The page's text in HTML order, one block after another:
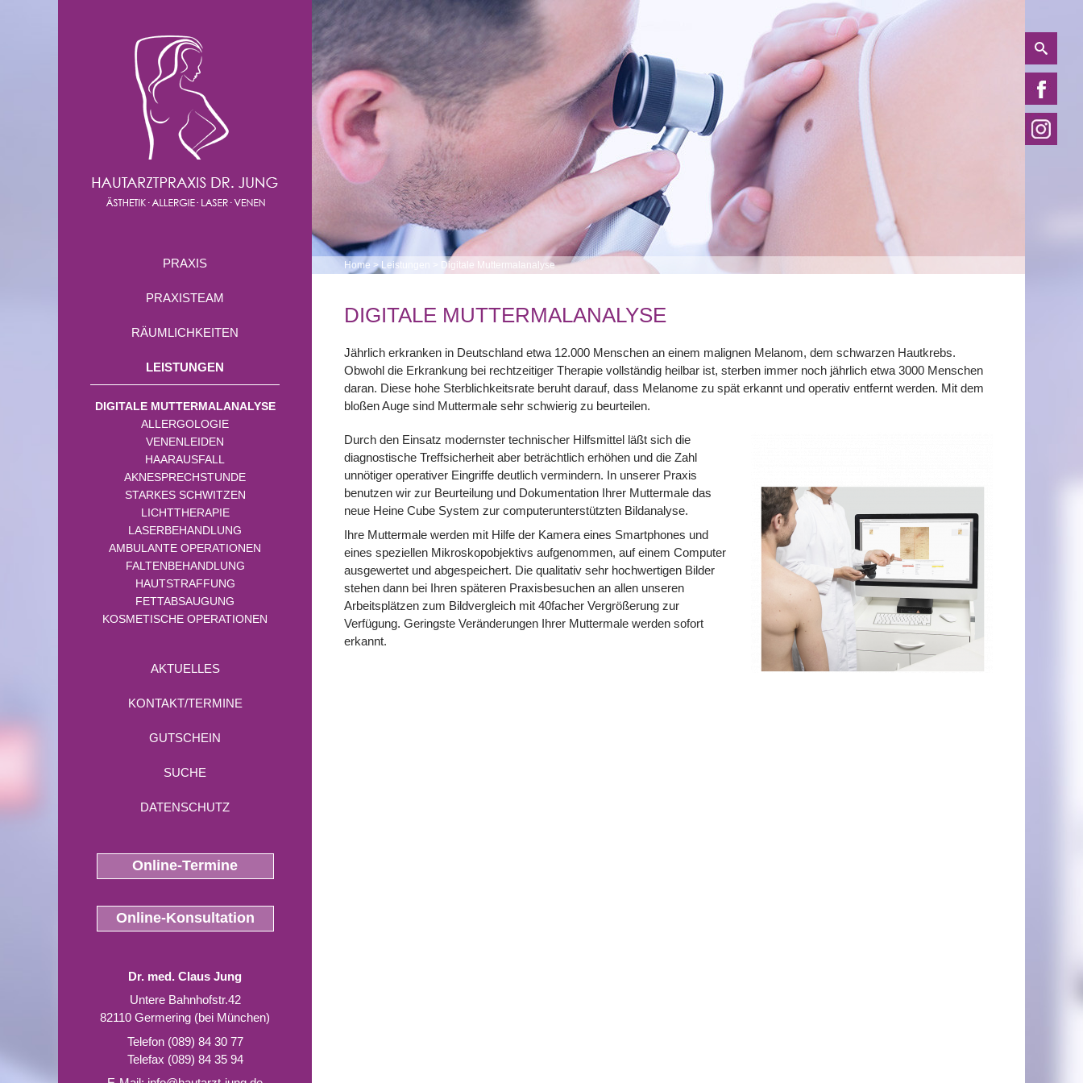
PRAXIS
PRAXISTEAM
RÄUMLICHKEITEN
LEISTUNGEN
DIGITALE MUTTERMALANALYSE
ALLERGOLOGIE
VENENLEIDEN
HAARAUSFALL
AKNESPRECHSTUNDE
STARKES SCHWITZEN
LICHTTHERAPIE
LASERBEHANDLUNG
AMBULANTE OPERATIONEN
FALTENBEHANDLUNG
HAUTSTRAFFUNG
FETTABSAUGUNG
KOSMETISCHE OPERATIONEN
AKTUELLES
KONTAKT/TERMINE
GUTSCHEIN
SUCHE
DATENSCHUTZ
Online-Termine
Online-Konsultation
Dr. med. Claus Jung
Untere Bahnhofstr.42
82110 Germering (bei München)
Telefon (089) 84 30 77
Telefax (089) 84 35 94
Home >Leistungen Digitale Muttermalanalyse
DIGITALE MUTTERMALANALYSE
Jährlich erkranken in Deutschland etwa 12.000 Menschen an einem malignen Melanom, dem schwarzen Hautkrebs.
Obwohl die Erkrankung bei rechtzeitiger Therapie vollständig heilbar ist, sterben immer noch jährlich etwa 3000 Menschen
daran. Diese hohe Sterblichkeitsrate beruht darauf, dass Melanome zu spät erkannt und operativ entfernt werden. Mit dem
bloßen Auge sind Muttermale sehr schwierig zu beurteilen.
Durch den Einsatz modernster technischer Hilfsmittel läßt sich die
diagnostische Treffsicherheit aber beträchtlich erhöhen und die Zahl
unnötiger operativer Eingriffe deutlich vermindern. In unserer Praxis
benutzen wir zur Beurteilung und Dokumentation Ihrer Muttermale das
neue Heine Cube System zur computerunterstützten Bildanalyse.
Ihre Muttermale werden mit Hilfe der Kamera eines Smartphones und
eines speziellen Mikroskopobjektivs aufgenommen, auf einem Computer
ausgewertet und abgespeichert. Die qualitativ sehr hochwertigen Bilder
stehen dann bei Ihren späteren Praxisbesuchen an allen unseren
Arbeitsplätzen zum Bildvergleich mit 40facher Vergrößerung zur
Verfügung. Geringste Veränderungen Ihrer Muttermale werden sofort
erkannt.